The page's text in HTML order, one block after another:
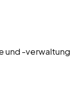
und -verwaltung